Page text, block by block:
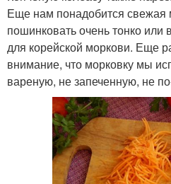
Еще нам понадобится свежая
пошинковать очень тонко или
для корейской моркови. Еще
внимание, что морковку мы
вареную, не запеченную, не